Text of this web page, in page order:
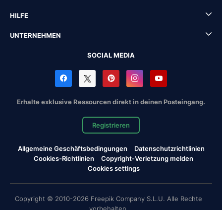
HILFE
UNTERNEHMEN
SOCIAL MEDIA
Erhalte exklusive Ressourcen direkt in deinen Posteingang.
Registrieren
Allgemeine Geschäftsbedingungen
Datenschutzrichtlinien
Cookies-Richtlinien
Copyright-Verletzung melden
Cookies settings
Copyright © 2010-2026 Freepik Company S.L.U. Alle Rechte